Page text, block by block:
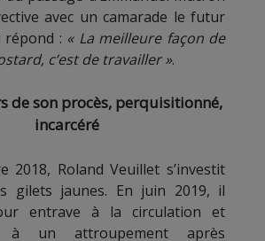
avec un camarade le futur
répond : « La meilleure façon de
c’est de travailler ».
de son procès, perquisitionné,
incarcéré
2018, Roland Veuillet s’investit
gilets jaunes. En juin 2019, il
entrave à la circulation et
à un attroupement après